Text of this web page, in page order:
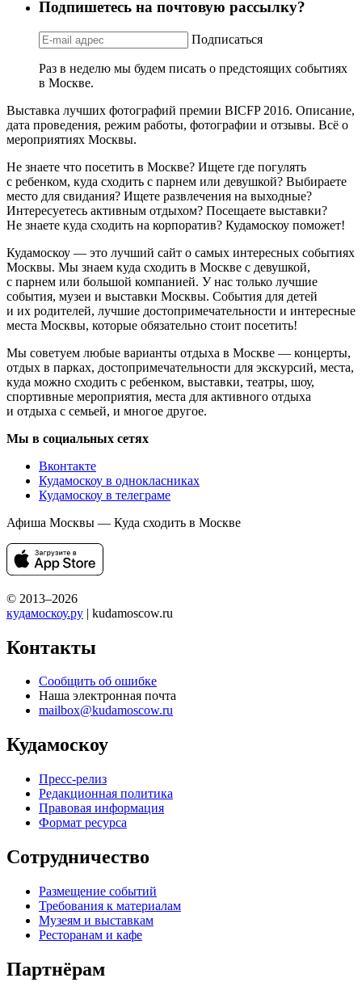
Подпишетесь на почтовую рассылку?
Подписаться
Раз в неделю мы будем писать о предстоящих событиях
в Москве.
Выставка лучших фотографий премии BICFP 2016. Описание,
дата проведения, режим работы, фотографии и отзывы. Всё о
мероприятиях Москвы.
Не знаете что посетить в Москве? Ищете где погулять
с ребенком, куда сходить с парнем или девушкой? Выбираете
место для свидания? Ищете развлечения на выходные?
Интересуетесь активным отдыхом? Посещаете выставки?
Не знаете куда сходить на корпоратив? Кудамоскоу поможет!
Кудамоскоу — это лучший сайт о самых интересных событиях
Москвы. Мы знаем куда сходить в Москве с девушкой,
с парнем или большой компанией. У нас только лучшие
события, музеи и выставки Москвы. События для детей
и их родителей, лучшие достопримечательности и интересные
места Москвы, которые обязательно стоит посетить!
Мы советуем любые варианты отдыха в Москве — концерты,
отдых в парках, достопримечательности для экскурсий, места,
куда можно сходить с ребенком, выставки, театры, шоу,
спортивные мероприятия, места для активного отдыха
и отдыха с семьей, и многое другое.
Мы в социальных сетях
Вконтакте
Кудамоскоу в однокласниках
Кудамоскоу в телеграме
Афиша Москвы — Куда сходить в Москве
© 2013–2026
кудамоскоу.ру | kudamoscow.ru
Контакты
Сообщить об ошибке
Наша электронная почта
mailbox@kudamoscow.ru
Кудамоскоу
Пресс-релиз
Редакционная политика
Правовая информация
Формат ресурса
Сотрудничество
Размещение событий
Требования к материалам
Музеям и выставкам
Ресторанам и кафе
Партнёрам